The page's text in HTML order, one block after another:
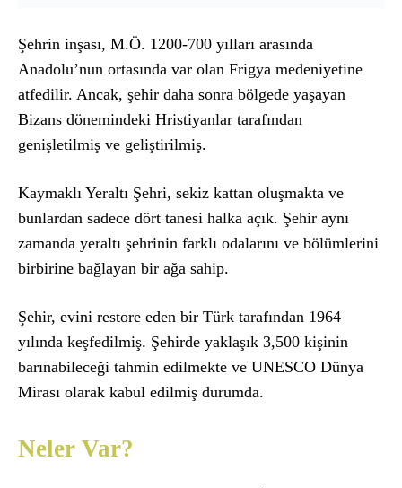
Şehrin inşası, M.Ö. 1200-700 yılları arasında
Anadolu’nun ortasında var olan Frigya medeniyetine
atfedilir. Ancak, şehir daha sonra bölgede yaşayan
Bizans dönemindeki Hristiyanlar tarafından
genişletilmiş ve geliştirilmiş.
Kaymaklı Yeraltı Şehri, sekiz kattan oluşmakta ve
bunlardan sadece dört tanesi halka açık. Şehir aynı
zamanda yeraltı şehrinin farklı odalarını ve bölümlerini
birbirine bağlayan bir ağa sahip.
Şehir, evini restore eden bir Türk tarafından 1964
yılında keşfedilmiş. Şehirde yaklaşık 3,500 kişinin
barınabileceği tahmin edilmekte ve UNESCO Dünya
Mirası olarak kabul edilmiş durumda.
Neler Var?